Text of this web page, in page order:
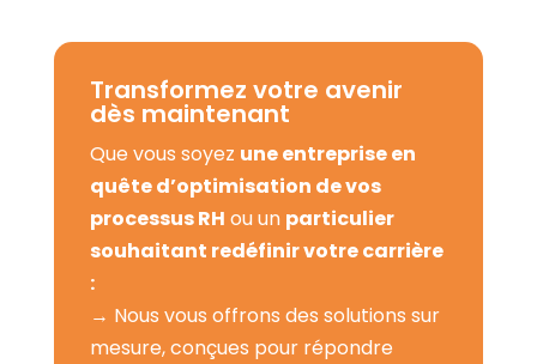
Transformez votre avenir
dès maintenant
Que vous soyez une entreprise en
quête d’optimisation de vos
processus RH ou un particulier
souhaitant redéfinir votre carrière
:
→ Nous vous offrons des solutions sur
mesure, conçues pour répondre